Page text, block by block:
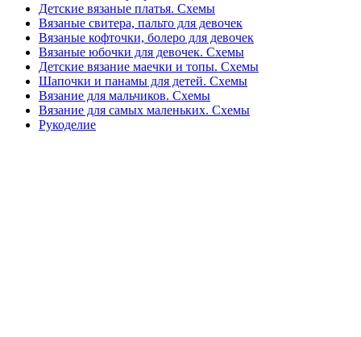
Детские вязаные платья. Схемы
Вязаные свитера, пальто для девочек
Вязаные кофточки, болеро для девочек
Вязаные юбочки для девочек. Схемы
Детские вязание маечки и топы. Схемы
Шапочки и панамы для детей. Схемы
Вязание для мальчиков. Схемы
Вязание для самых маленьких. Схемы
Рукоделие